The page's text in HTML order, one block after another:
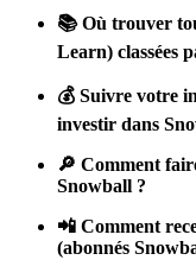
📚 Où trouver
Learn) classées
💰 Suivre votre
investir dans
🔎 Comment
Snowball ?
📲 Comment
(abonnés